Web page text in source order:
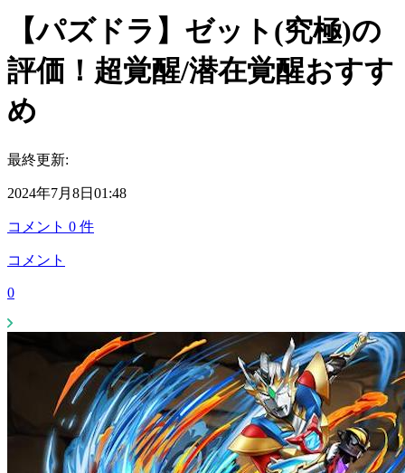
【パズドラ】ゼット(究極)の
評価！超覚醒/潜在覚醒おすす
め
最終更新:
2024年7月8日01:48
コメント 0 件
コメント
0